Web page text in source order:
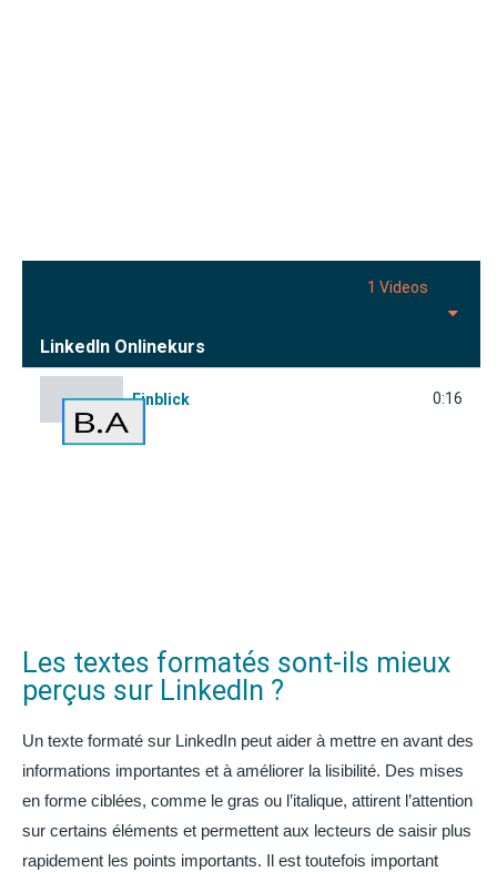
LinkedIn Onlinekurs
1 Videos
Einblick 0:16
Les textes formatés sont-ils mieux
perçus sur LinkedIn ?
Un texte formaté sur LinkedIn peut aider à mettre en avant des
informations importantes et à améliorer la lisibilité. Des mises
en forme ciblées, comme le gras ou l’italique, attirent l’attention
sur certains éléments et permettent aux lecteurs de saisir plus
rapidement les points importants. Il est toutefois important